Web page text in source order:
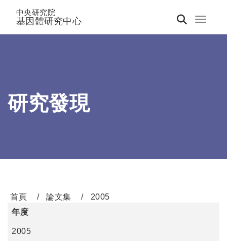
Toggle
中央研究院
基因體研究中心
研究發現
首頁 論文集
2005
年度
2005